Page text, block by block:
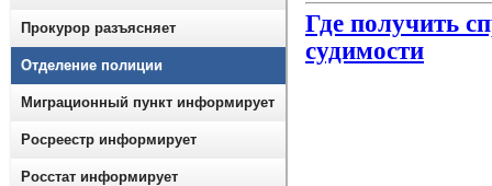
Где получить
судимости
Прокурор разъясняет
Отделение полиции
Миграционный пункт информирует
Росреестр информирует
Росстат информирует